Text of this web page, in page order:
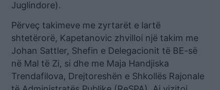
Juglindore).
Përveç takimeve me zyrtarët e lartë
shtetërorë, Kapetanovic zhvilloi një takim me
Johan Sattler, Shefin e Delegacionit të BE-së
në Mal të Zi, si dhe me Maja Handjiska
Trendafilova, Drejtoreshën e Shkollës Rajonale